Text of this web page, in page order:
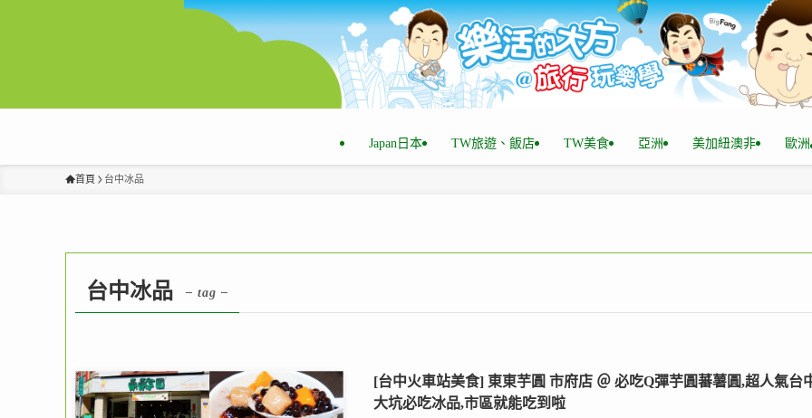
Japan日本 TW旅遊、飯店 TW美食 亞洲 美加紐澳非 歐洲
首頁 台中冰品
台中冰品 – tag –
[台中火車站美食] 東東芋圓 市府店 ＠ 必吃Q彈芋圓蕃薯圓,超人氣台
大坑必吃冰品,市區就能吃到啦